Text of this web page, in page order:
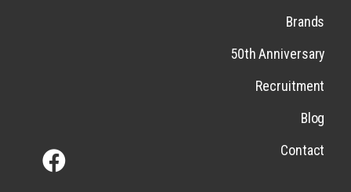
Brands
50th Anniversary
Recruitment
Blog
Contact